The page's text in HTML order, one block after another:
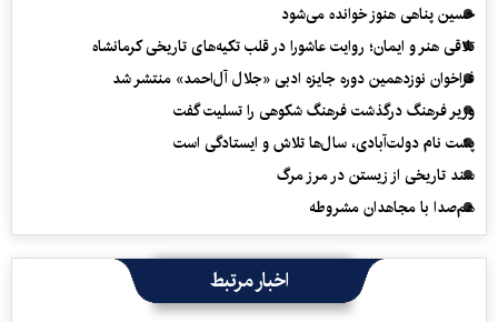
حسین پناهی هنوز خوانده می‌شود
تلاقی هنر و ایمان؛ روایت عاشورا در قلب تکیه‌های تاریخی کرمانشاه
فراخوان نوزدهمین دوره جایزه ادبی «جلال آل‌احمد» منتشر شد
وزیر فرهنگ درگذشت فرهنگ شکوهی را تسلیت گفت
پشت نام دولت‌آبادی، سال‌ها تلاش و ایستادگی است
سند تاریخی از زیستن در مرز مرگ
هم‌صدا با مجاهدان مشروطه
اخبار مرتبط